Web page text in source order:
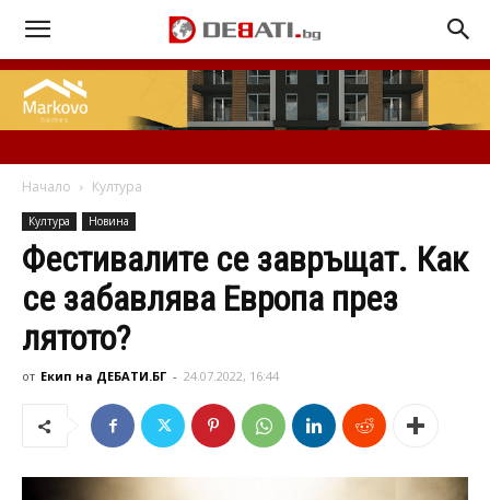
Начало Култура
Култура Новина
Фестивалите се завръщат. Как
се забавлява Европа през
лятото?
от Екип на ДЕБАТИ.БГ - 24.07.2022, 16:44